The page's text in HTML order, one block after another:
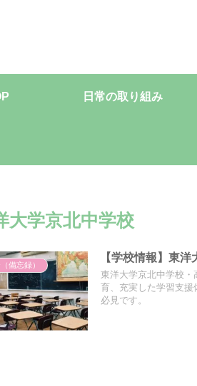
日常の取り組み
大学京北中学校
備忘録）
【学校情報】東
東洋大学京北中学校・
育、充実した学習支
必見です。